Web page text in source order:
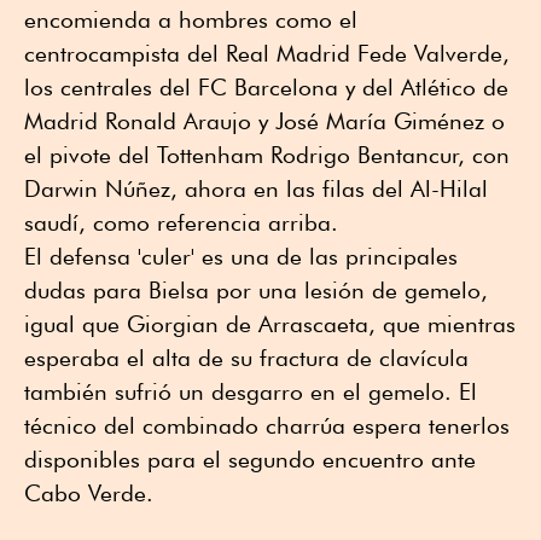
encomienda a hombres como el
centrocampista del Real Madrid Fede Valverde,
los centrales del FC Barcelona y del Atlético de
Madrid Ronald Araujo y José María Giménez o
el pivote del Tottenham Rodrigo Bentancur, con
Darwin Núñez, ahora en las filas del Al-Hilal
saudí, como referencia arriba.
El defensa 'culer' es una de las principales
dudas para Bielsa por una lesión de gemelo,
igual que Giorgian de Arrascaeta, que mientras
esperaba el alta de su fractura de clavícula
también sufrió un desgarro en el gemelo. El
técnico del combinado charrúa espera tenerlos
disponibles para el segundo encuentro ante
Cabo Verde.